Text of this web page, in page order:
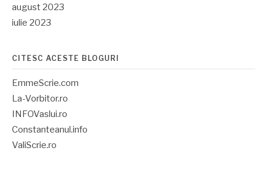
august 2023
iulie 2023
CITESC ACESTE BLOGURI
EmmeScrie.com
La-Vorbitor.ro
INFOVaslui.ro
Constanteanul.info
ValiScrie.ro